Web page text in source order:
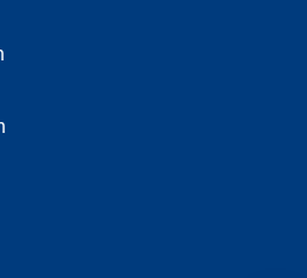
khiến màn hình laptop Dell